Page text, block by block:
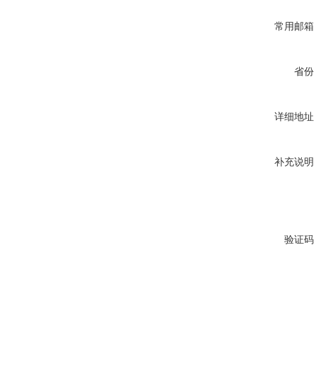
常用邮箱
省份
详细地址
补充说明
验证码